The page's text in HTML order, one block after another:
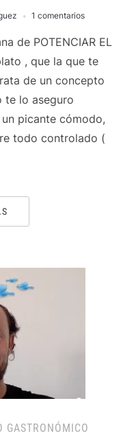
1 comentarios
de POTENCIAR EL
, que la que te
de un concepto
te lo aseguro
picante cómodo,
todo controlado (
GASTRONÓMICO